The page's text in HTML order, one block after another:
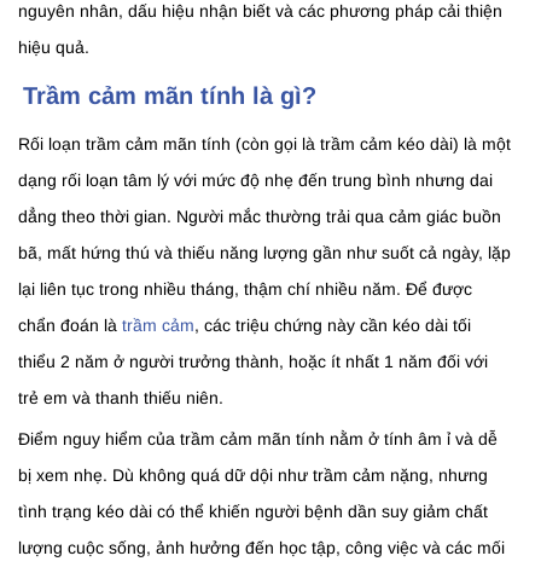
nguyên nhân, dấu hiệu nhận biết và các phương pháp cải thiện
hiệu quả.
Trầm cảm mãn tính là gì?
Rối loạn trầm cảm mãn tính (còn gọi là trầm cảm kéo dài) là một
dạng rối loạn tâm lý với mức độ nhẹ đến trung bình nhưng dai
dẳng theo thời gian. Người mắc thường trải qua cảm giác buồn
bã, mất hứng thú và thiếu năng lượng gần như suốt cả ngày, lặp
lại liên tục trong nhiều tháng, thậm chí nhiều năm. Để được
chẩn đoán là trầm cảm, các triệu chứng này cần kéo dài tối
thiểu 2 năm ở người trưởng thành, hoặc ít nhất 1 năm đối với
trẻ em và thanh thiếu niên.
Điểm nguy hiểm của trầm cảm mãn tính nằm ở tính âm ỉ và dễ
bị xem nhẹ. Dù không quá dữ dội như trầm cảm nặng, nhưng
tình trạng kéo dài có thể khiến người bệnh dần suy giảm chất
lượng cuộc sống, ảnh hưởng đến học tập, công việc và các mối